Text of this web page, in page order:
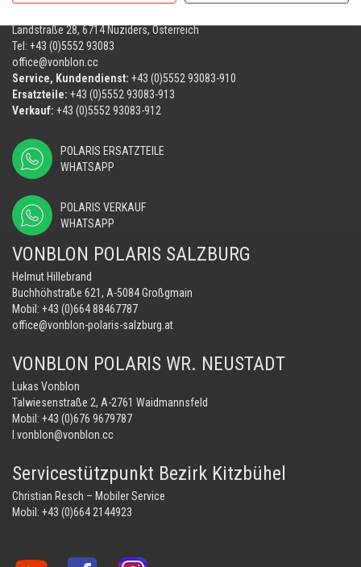
Landstraße 28, 6714 Nüziders, Österreich
Tel: +43 (0)5552 93083
office@vonblon.cc
Service, Kundendienst: +43 (0)5552 93083-910
Ersatzteile: +43 (0)5552 93083-913
Verkauf: +43 (0)5552 93083-912
POLARIS ERSATZTEILE
WHATSAPP
POLARIS VERKAUF
WHATSAPP
VONBLON POLARIS SALZBURG
Helmut Hillebrand
Buchhöhstraße 621, A-5084 Großgmain
Mobil: +43 (0)664 88467787
office@vonblon-polaris-salzburg.at
VONBLON POLARIS WR. NEUSTADT
Lukas Vonblon
Talwiesenstraße 2, A-2761 Waidmannsfeld
Mobil: +43 (0)676 9679787
l.vonblon@vonblon.cc
Servicestützpunkt Bezirk Kitzbühel
Christian Resch – Mobiler Service
Mobil: +43 (0)664 2144923
Vonblon Vonblon Vonblon